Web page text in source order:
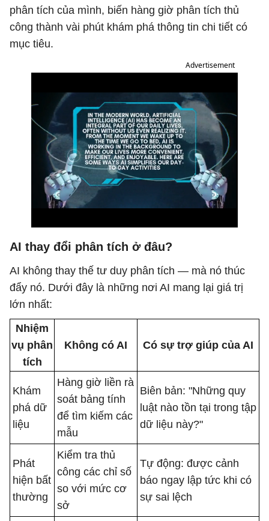
phân tích của mình, biến hàng giờ phân tích thủ
công thành vài phút khám phá thông tin chi tiết có
mục tiêu.
Advertisement
AI thay đổi phân tích ở đâu?
AI không thay thế tư duy phân tích — mà nó thúc
đẩy nó. Dưới đây là những nơi AI mang lại giá trị
lớn nhất:
Nhiệm
vụ phân
tích
Không có AI Có sự trợ giúp của AI
Khám
phá dữ
liệu
Hàng giờ liền rà
soát bảng tính
để tìm kiếm các
mẫu
Biên bản: "Những quy
luật nào tồn tại trong tập
dữ liệu này?"
Phát
hiện bất
thường
Kiểm tra thủ
công các chỉ số
so với mức cơ
sở
Tự động: được cảnh
báo ngay lập tức khi có
sự sai lệch